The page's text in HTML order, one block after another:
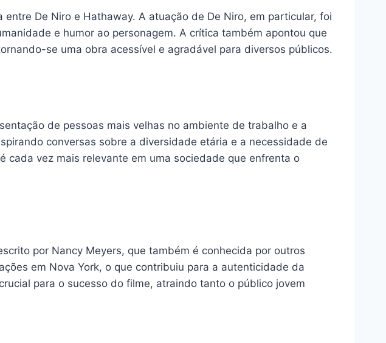
De Niro e Hathaway. A atuação de De Niro, em particular, foi
e humor ao personagem. A crítica também apontou que
se uma obra acessível e agradável para diversos públicos.
de pessoas mais velhas no ambiente de trabalho e a
conversas sobre a diversidade etária e a necessidade de
cada vez mais relevante em uma sociedade que enfrenta o
por Nancy Meyers, que também é conhecida por outros
em Nova York, o que contribuiu para a autenticidade da
para o sucesso do filme, atraindo tanto o público jovem